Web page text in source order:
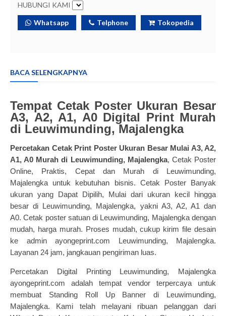
HUBUNGI KAMI
Whatsapp Telphone Tokopedia
BACA SELENGKAPNYA
Tempat Cetak Poster Ukuran Besar
A3, A2, A1, A0 Digital Print Murah
di Leuwimunding, Majalengka
Percetakan Cetak Print Poster Ukuran Besar Mulai A3, A2,
A1, A0 Murah di Leuwimunding, Majalengka, Cetak Poster
Online, Praktis, Cepat dan Murah di Leuwimunding,
Majalengka untuk kebutuhan bisnis. Cetak PosterBanyak
ukuran yang Dapat Dipilih, Mulai dari ukuran kecil hingga
besar di Leuwimunding, Majalengka, yakni A3, A2, A1 dan
A0.Cetak poster satuan di Leuwimunding, Majalengka dengan
mudah, harga murah. Proses mudah, cukup kirim file desain
ke admin ayongeprint.com Leuwimunding, Majalengka.
Layanan 24 jam, jangkauan pengiriman luas.
Percetakan Digital Printing Leuwimunding, Majalengka
ayongeprint.com adalah tempat vendor terpercaya untuk
membuat Standing Roll Up Banner di Leuwimunding,
Majalengka. Kami telah melayani ribuan pelanggan dari